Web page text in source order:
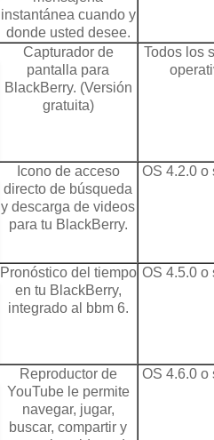
instantánea cuando y
donde usted desee.
Capturador de
pantalla para
BlackBerry. (Versión
gratuita)
Todos los
Icono de acceso
directo de búsqueda
y descarga de videos
para tu BlackBerry.
OS 4.2.0 o
Pronóstico del tiempo
en tu BlackBerry,
integrado al bbm 6.
OS 4.5.0 o
Reproductor de
YouTube le permite
navegar, jugar,
buscar, compartir y
OS 4.6.0 o